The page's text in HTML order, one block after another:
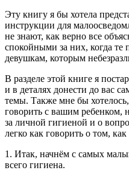
Эту книгу я бы хотела
инструкции для
не знают, как верно все
спокойными за них, когда
девушкам, которым
В разделе этой книге я
и в деталях донести до вас
темы. Также мне бы
говорить с вашим ребенком,
за личной гигиеной и о
легко как говорить о том, как
1. Итак, начнём с самых
всего гигиена.